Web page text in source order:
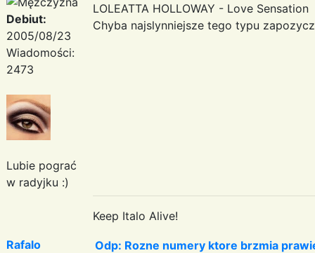
Debiut:
2005/08/23
Wiadomości:
2473
Lubie pograć
w radyjku :)
LOLEATTA HOLLOWAY - Love Sensation
Chyba najslynniejsze tego typu
Keep Italo Alive!
Rafalo
Odp: Rozne numery ktore brzmia